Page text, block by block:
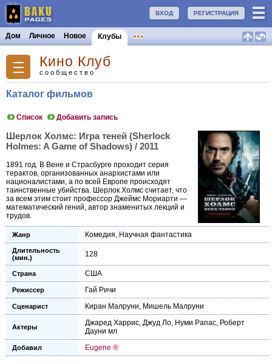
РЕГИСТРАЦИЯ
ВХОД
Дом Личное Новое Клубы
Кино Клуб
сообщество
Каталог фильмов
Список Добавить запись
Шерлок Холмс: Игра теней (Sherlock
Holmes: A Game of Shadows) / 2011
1891 год. В Вене и Страсбурге проходит серия
терактов, организованных анархистами или
националистами, а по всей Европе происходят
таинственные убийства. Шерлок Холмс считает, что
за всем этим стоит профессор Джеймс Мориарти —
математический гений, автор знаменитых лекций и
трудов.
Жанр Комедия, Научная фантастика
Длительность
(мин.)
128
Страна США
Режиссер Гай Ричи
Сценарист Киран Малруни, Мишель Малруни
Актеры Джаред Харрис, Джуд Ло, Нуми Рапас, Роберт
Дауни мл
Добавил Eugene ®